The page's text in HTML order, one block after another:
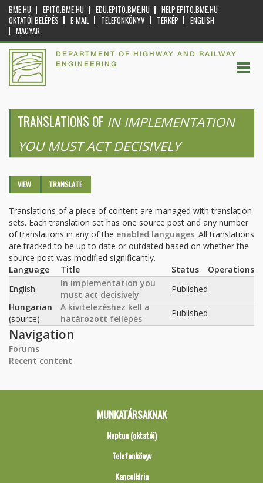
BME.HU EPITO.BME.HU EDU.EPITO.BME.HU
HELP.EPITO.BME.HU
OKTATÓI BELÉPÉS
E-MAIL TELEFONKÖNYV TÉRKÉP
ENGLISH
MAGYAR
DEPARTMENT OF HIGHWAY AND RAILWAY
ENGINEERING
TRANSLATIONS OF IN IMPLEMENTATION
YOU MUST ACT DECISIVELY
Primary tabs
VIEW TRANSLATE
Translations of a piece of content are managed with translation
sets. Each translation set has one source post and any number
of translations in any of the enabled languages. All translations
are tracked to be up to date or outdated based on whether the
source post was modified significantly.
Language
Title Status
Operations
English
In implementation you
must act decisively
Published
Hungarian
(source)
A kivitelezéshez kell a
határozott fellépés
Published
Navigation
Forums
Recent content
MUNKATÁRSAKNAK
Neptun (oktatói)
Telefonkönyv
Kancellária